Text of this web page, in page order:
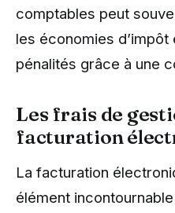
comptables peut
les économies d’impôt
pénalités grâce à une
Les frais de
facturation
La facturation
élément